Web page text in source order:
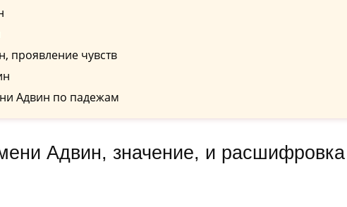
проявление чувств
Адвин по падежам